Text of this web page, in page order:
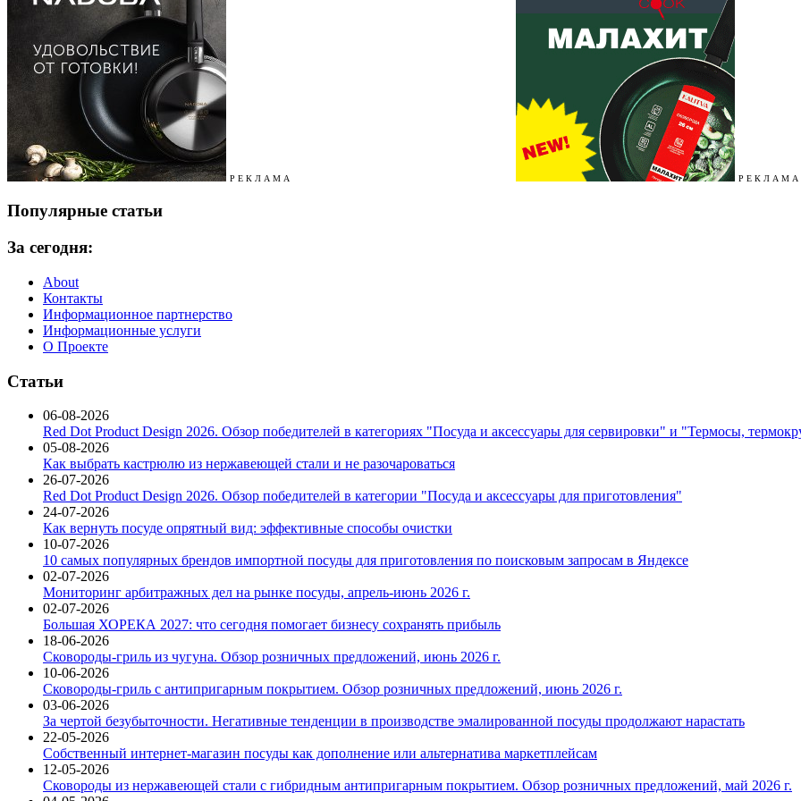
Р Е К Л А М А Р Е К Л А М А
Популярные статьи
За сегодня:
About
Контакты
Информационное партнерство
Информационные услуги
О Проекте
Статьи
06-08-2026
Red Dot Product Design 2026. Обзор победителей в категориях "Посуда и аксессуары для сервировки" и "Термосы,
05-08-2026
Как выбрать кастрюлю из нержавеющей стали и не разочароваться
26-07-2026
Red Dot Product Design 2026. Обзор победителей в категории "Посуда и аксессуары для приготовления"
24-07-2026
Как вернуть посуде опрятный вид: эффективные способы очистки
10-07-2026
10 самых популярных брендов импортной посуды для приготовления по поисковым запросам в Яндексе
02-07-2026
Мониторинг арбитражных дел на рынке посуды, апрель-июнь 2026 г.
02-07-2026
Большая ХОРЕКА 2027: что сегодня помогает бизнесу сохранять прибыль
18-06-2026
Сковороды-гриль из чугуна. Обзор розничных предложений, июнь 2026 г.
10-06-2026
Сковороды-гриль с антипригарным покрытием. Обзор розничных предложений, июнь 2026 г.
03-06-2026
За чертой безубыточности. Негативные тенденции в производстве эмалированной посуды продолжают нарастать
22-05-2026
Собственный интернет-магазин посуды как дополнение или альтернатива маркетплейсам
12-05-2026
Сковороды из нержавеющей стали с гибридным антипригарным покрытием. Обзор розничных предложений, май 2026 г.